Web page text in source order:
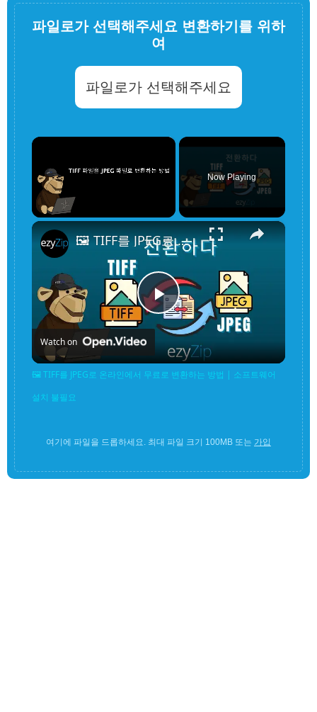
파일로가 선택해주세요 변환하기를 위하
여
파일로가 선택해주세요
×
Now Playing
×
Play
Video
🖼️ TIFF를 JPEG로 온라인에서 무료로 변환하는 방법 | 소프트웨어 설치 불필요
Watch on
🖼️ TIFF를 JPEG로 온라인에서 무료로 변환하는 방법 | 소프트웨어
설치 불필요
여기에 파일을 드롭하세요. 최대 파일 크기 100MB 또는 가입